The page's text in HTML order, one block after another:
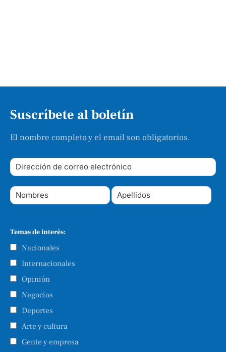
Suscríbete al boletín
El nombre completo y el email son obligatorios.
Temas de interés:
Nacionales
Internacionales
Opinión
Negocios
Deportes
Arte y cultura
Gente y empresa